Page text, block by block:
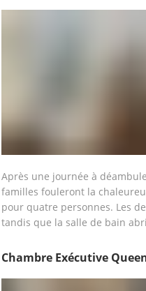
Après une journée à
familles fouleront la
pour quatre personnes. Les
tandis que la salle de bain
Chambre Exécutive